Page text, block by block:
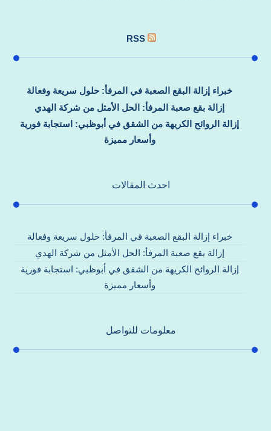
RSS
خبراء إزالة البقع الصعبة في المرفأ: حلول سريعة وفعالة
إزالة بقع صعبة المرفأ: الحل الأمثل من شركة الهدي
إزالة الروائح الكريهة من الشقق في أبوظبي: استجابة فورية
وأسعار مميزة
احدث المقالات
خبراء إزالة البقع الصعبة في المرفأ: حلول سريعة وفعالة
إزالة بقع صعبة المرفأ: الحل الأمثل من شركة الهدي
إزالة الروائح الكريهة من الشقق في أبوظبي: استجابة فورية
وأسعار مميزة
معلومات للتواصل